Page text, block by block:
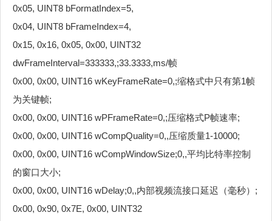
0x05, UINT8 bFormatIndex=5,
0x04, UINT8 bFrameIndex=4,
0x15, 0x16, 0x05, 0x00, UINT32
dwFrameInterval=333333,;33.3333,ms/帧
0x00, 0x00, UINT16 wKeyFrameRate=0,;缩格式中只有第1帧
为关键帧;
0x00, 0x00, UINT16 wPFrameRate=0,;压缩格式P帧速率;
0x00, 0x00, UINT16 wCompQuality=0,,压缩质量1-10000;
0x00, 0x00, UINT16 wCompWindowSize;0,,平均比特率控制
的窗口大小;
0x00, 0x00, UINT16 wDelay;0,,内部视频流接口延迟（毫秒）;
0x00, 0x90, 0x7E, 0x00, UINT32